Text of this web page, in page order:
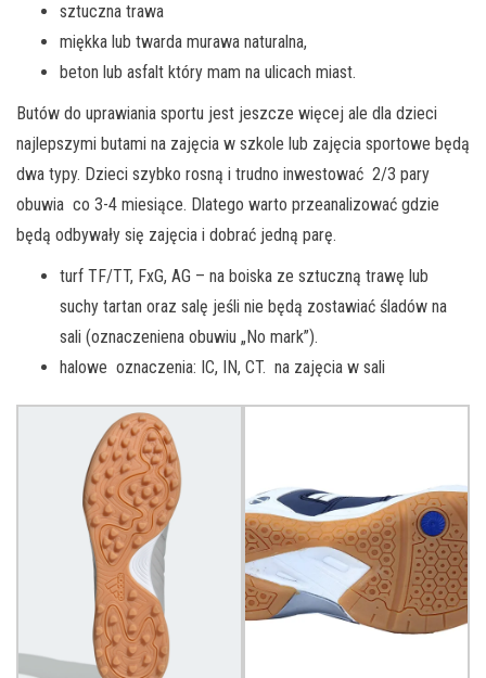
sztuczna trawa
miękka lub twarda murawa naturalna,
beton lub asfalt który mam na ulicach miast.
Butów do uprawiania sportu jest jeszcze więcej ale dla dzieci
najlepszymi butami na zajęcia w szkole lub zajęcia sportowe będą
dwa typy. Dzieci szybko rosną i trudno inwestować 2/3 pary
obuwia co 3-4 miesiące. Dlatego warto przeanalizować gdzie
będą odbywały się zajęcia i dobrać jedną parę.
turf TF/TT, FxG, AG – na boiska ze sztuczną trawę lub
suchy tartan oraz salę jeśli nie będą zostawiać śladów na
sali (oznaczeniena obuwiu „No mark”).
halowe oznaczenia: IC, IN, CT. na zajęcia w sali